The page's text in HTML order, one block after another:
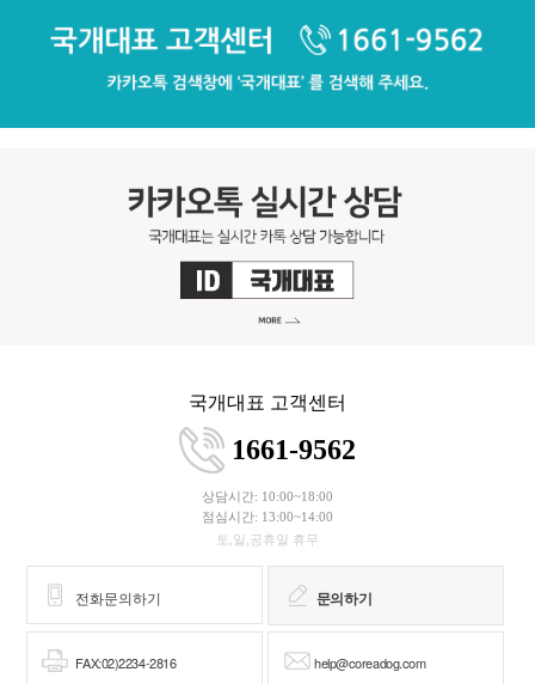
국개대표 고객센터
1661-9562
상담시간: 10:00~18:00
점심시간: 13:00~14:00
토,일,공휴일 휴무
전화문의하기 문의하기
FAX:02)2234-2816 help@coreadog.com